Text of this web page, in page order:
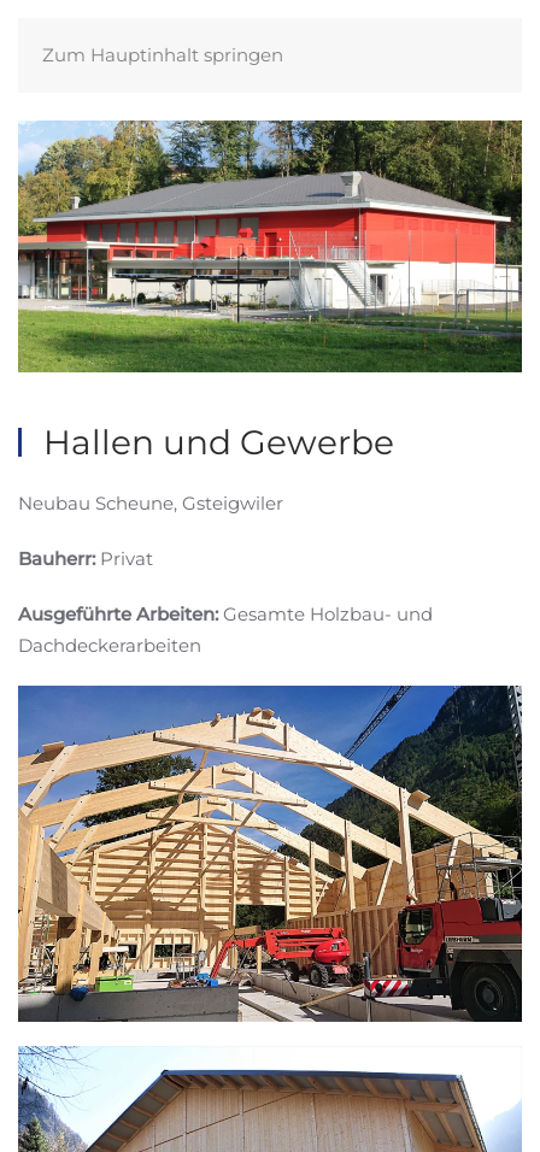
Zum Hauptinhalt springen
Hallen und Gewerbe
Neubau Scheune, Gsteigwiler
Bauherr: Privat
Ausgeführte Arbeiten: Gesamte Holzbau- und
Dachdeckerarbeiten